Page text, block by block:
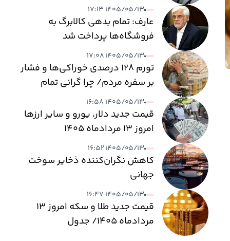
می‌رسد
۱۴۰۵/۰۵/۱۳ ۱۷:۱۳
عارف: تمام بدهی کالابرگ به
فروشگاه‌ها پرداخت شد
۱۴۰۵/۰۵/۱۳ ۱۷:۰۸
تورم ۱۲۸ درصدی خوراکی‌ها و فشار
بر سفره مردم/ چرا گرانی تمام
نمی‌شود؟
۱۴۰۵/۰۵/۱۳ ۱۶:۵۸
قیمت جدید دلار، یورو و سایر ارزها
امروز ۱۳ مردادماه ۱۴۰۵
۱۴۰۵/۰۵/۱۳ ۱۶:۵۲
کاهش نگران‌کننده ذخایر سوخت
جهانی
۱۴۰۵/۰۵/۱۳ ۱۶:۴۷
قیمت جدید طلا و سکه امروز ۱۳
مردادماه ۱۴۰۵/ جدول